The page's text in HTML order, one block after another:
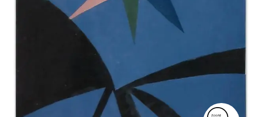
LES TIRS, CIBLES ET FLIPPERS
PORTRAITS, PAYSAGES ET DÉCOUPAGES
CONTACT